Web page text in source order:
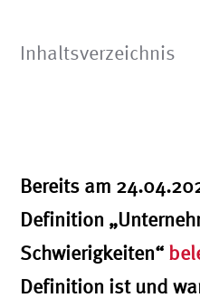
Inhaltsverzeichnis
Bereits am
Definition
Schwierigkeiten“
Definition ist und